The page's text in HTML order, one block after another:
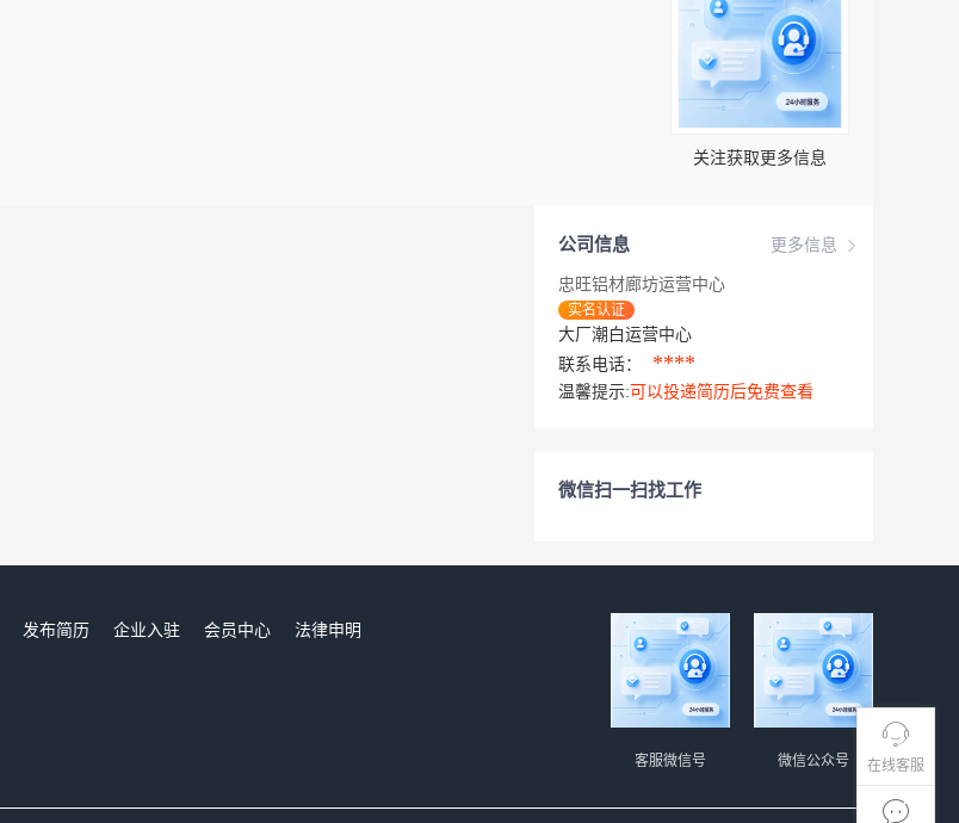
在线客服
关注获取更多信息
更多信息
公司信息
忠旺铝材廊坊运营中心
实名认证
大厂潮白运营中心
联系电话：
****
温馨提示: 可以投递简历后免费查看
微信扫一扫找工作
发布简历 企业入驻 会员中心
法律申明
微信公众号
客服微信号